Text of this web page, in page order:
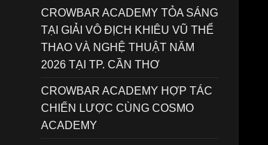
CROWBAR ACADEMY TỎA SÁNG
TẠI GIẢI VÔ ĐỊCH KHIÊU VŨ THỂ
THAO VÀ NGHỆ THUẬT NĂM
2026 TẠI TP. CẦN THƠ
CROWBAR ACADEMY HỢP TÁC
CHIẾN LƯỢC CÙNG COSMO
ACADEMY